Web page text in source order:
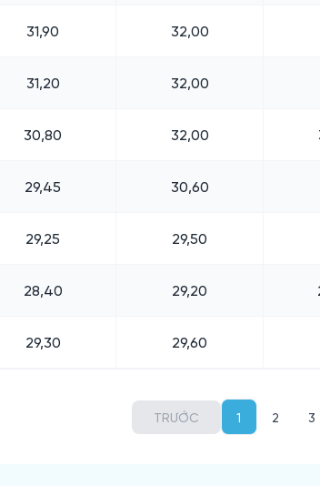
31,90 32,00
31,20 32,00
30,80 32,00
29,45 30,60
29,25 29,50
28,40 29,20
29,30 29,60
TRƯỚC 1 2 3